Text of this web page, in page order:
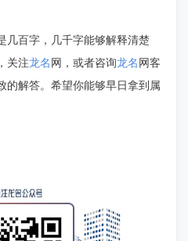
几百字，几千字能够解释清楚
关注龙名 网，或者咨询龙名 网客
的解答。希望你能够早日拿到属